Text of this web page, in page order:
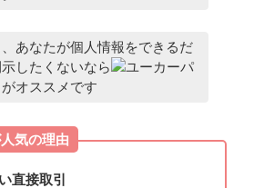
、あなたが個人情報をできるだ
したくないなら
ユーカーパ
がオススメです
気の理由
直接取引